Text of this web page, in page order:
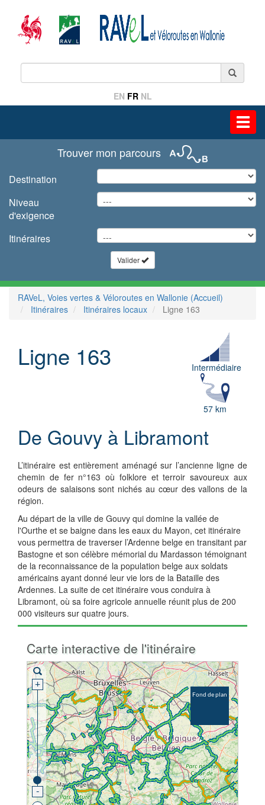
EN FR NL
Trouver mon parcours
Destination
Niveau
d'exigence
Itinéraires
Valider
RAVeL, Voies vertes & Véloroutes en Wallonie (Accueil)
Itinéraires
Itinéraires locaux Ligne 163
Ligne 163 Intermédiaire
57 km
De Gouvy à Libramont
L’itinéraire est entièrement aménagé sur l’ancienne ligne de
chemin de fer n°163 où folklore et terroir savoureux aux
odeurs de salaisons sont nichés au cœur des vallons de la
région.
Au départ de la ville de Gouvy qui domine la vallée de
l'Ourthe et se baigne dans les eaux du Mayon, cet itinéraire
vous permettra de traverser l’Ardenne belge en transitant par
Bastogne et son célèbre mémorial du Mardasson témoignant
de la reconnaissance de la population belge aux soldats
américains ayant donné leur vie lors de la Bataille des
Ardennes. La suite de cet itinéraire vous conduira à
Libramont, où sa foire agricole annuelle réunit plus de 200
000 visiteurs sur quatre jours.
Carte interactive de l'itinéraire